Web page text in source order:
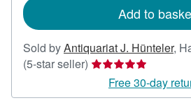
Add to
Sold byAntiquariat J. Hünteler,
(5-star seller) Seller
rating
5
Free 30-day